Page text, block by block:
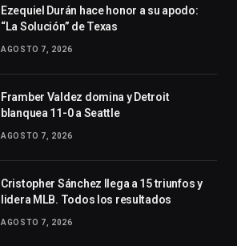
Ezequiel Durán hace honor a su apodo:
“La Solución” de Texas
AGOSTO 7, 2026
Framber Valdez domina y Detroit
blanquea 11-0 a Seattle
AGOSTO 7, 2026
Cristopher Sánchez llega a 15 triunfos y
lidera MLB. Todos los resultados
AGOSTO 7, 2026